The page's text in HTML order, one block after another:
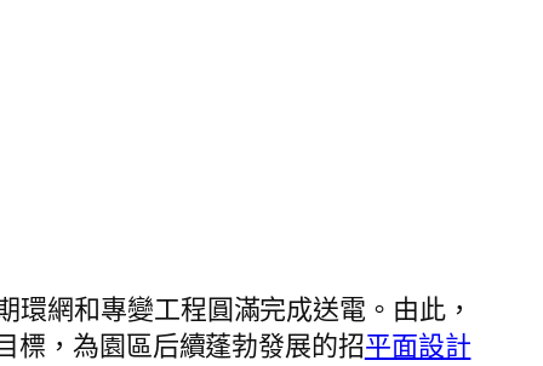
環網和專變工程圓滿完成送電。由此，
標，為園區后續蓬勃發展的招平面設計